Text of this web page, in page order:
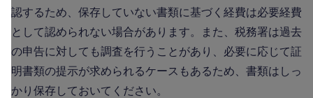
認するため、保存していない書類に基づく経費は必要経費
として認められない場合があります。また、税務署は過去
の申告に対しても調査を行うことがあり、必要に応じて証
明書類の提示が求められるケースもあるため、書類はしっ
かり保存しておいてください。